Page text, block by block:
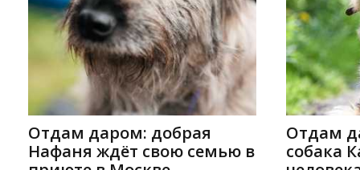
Отдам даром: добрая
Нафаня ждёт свою семью в
Отдам
собака